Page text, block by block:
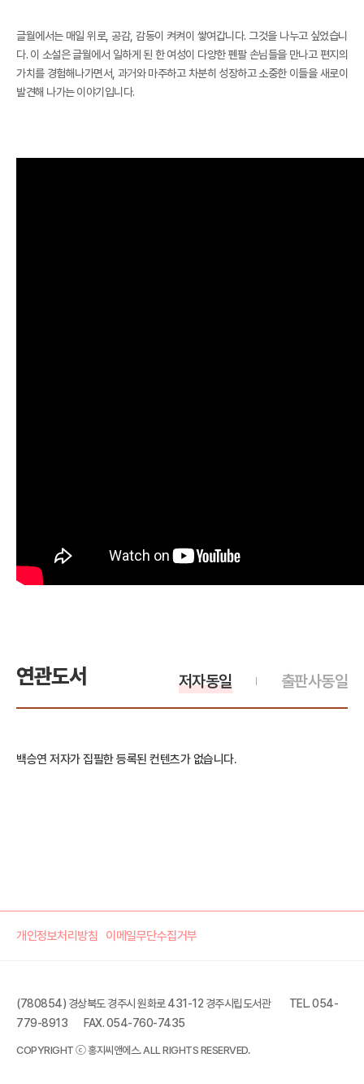
글월에서는 매일 위로, 공감, 감동이 켜켜이 쌓여갑니다. 그것을 나누고 싶었습니
다. 이 소설은 글월에서 일하게 된 한 여성이 다양한 펜팔 손님들을 만나고 편지의
가치를 경험해나가면서, 과거와 마주하고 차분히 성장하고 소중한 이들을 새로이
발견해 나가는 이야기입니다.
연관도서 출판사동일
저자동일
백승연 저자가 집필한 등록된 컨텐츠가 없습니다.
개인정보처리방침 이메일무단수집거부
(780854) 경상북도 경주시 원화로 431-12 경주시립도서관
TEL. 054-
779-8913
FAX. 054-760-7435
COPYRIGHT ⓒ 홍지씨앤에스. ALL RIGHTS RESERVED.